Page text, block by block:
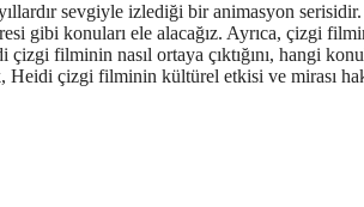
sevgiyle izlediği bir animasyon
gibi konuları ele alacağız. Ayrıca, çizgi
filminin nasıl ortaya çıktığını, hangi
Heidi çizgi filminin kültürel etkisi ve mirası